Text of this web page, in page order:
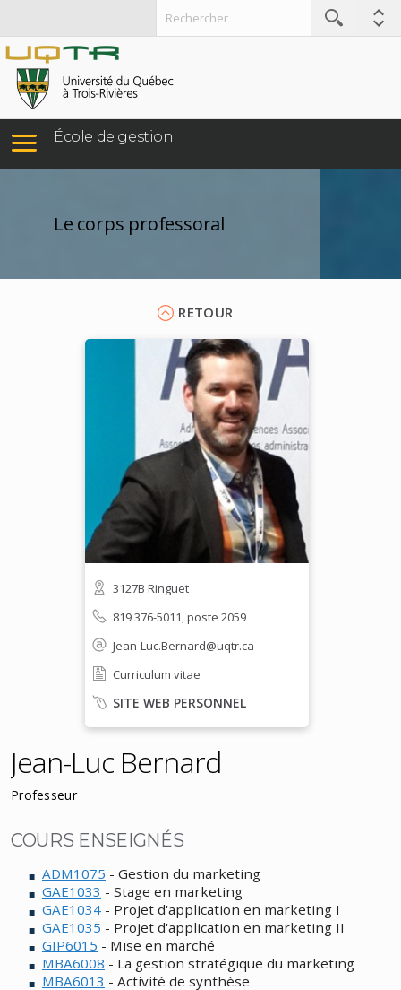
École de gestion
Le corps professoral
RETOUR
3127B Ringuet
819 376-5011, poste 2059
Jean-Luc.Bernard@uqtr.ca
Curriculum vitae
SITE WEB PERSONNEL
Jean-Luc Bernard
Professeur
COURS ENSEIGNÉS
ADM1075 - Gestion du marketing
GAE1033 - Stage en marketing
GAE1034- Projet d'application en marketing I
GAE1035 - Projet d'application en marketing II
GIP6015 - Mise en marché
MBA6008 - La gestion stratégique du marketing
MBA6013 - Activité de synthèse